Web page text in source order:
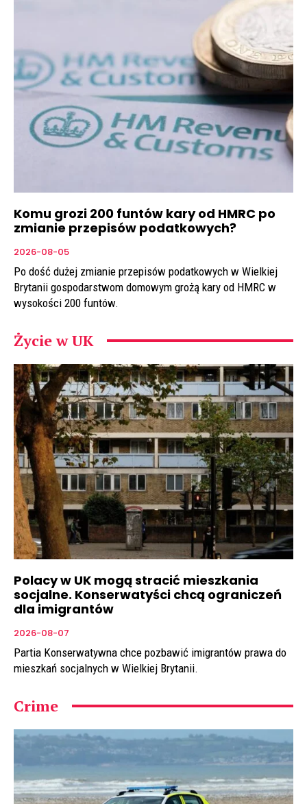
Komu grozi 200 funtów kary od HMRC po
zmianie przepisów podatkowych?
2026-08-05
Po dość dużej zmianie przepisów podatkowych w Wielkiej
Brytanii gospodarstwom domowym grożą kary od HMRC w
wysokości 200 funtów.
Życie w UK
Polacy w UK mogą stracić mieszkania
socjalne. Konserwatyści chcą ograniczeń
dla imigrantów
2026-08-07
Partia Konserwatywna chce pozbawić imigrantów prawa do
mieszkań socjalnych w Wielkiej Brytanii.
Crime